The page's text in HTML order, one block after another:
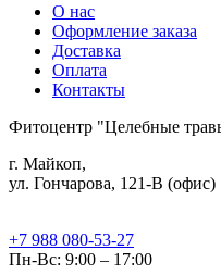
О нас
Оформление заказа
Доставка
Оплата
Контакты
Фитоцентр "Целебные
г. Майкоп,
ул. Гончарова, 121-В (офис)
+7 988 080-53-27
Пн-Вс: 9:00 – 17:00